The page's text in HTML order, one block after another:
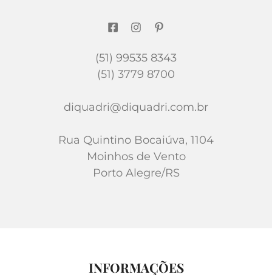
(51) 99535 8343
(51) 3779 8700
diquadri@diquadri.com.br
Rua Quintino Bocaiúva, 1104
Moinhos de Vento
Porto Alegre/RS
INFORMAÇÕES